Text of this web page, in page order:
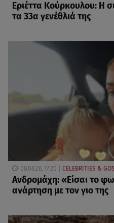
Εριέττα Κούρκουλου: Η
τα 33α γενέθλιά της
08.08.26, 17:20 CELEBRITIES &
Ανδρομάχη: «Είσαι το
ανάρτηση με τον γιο της